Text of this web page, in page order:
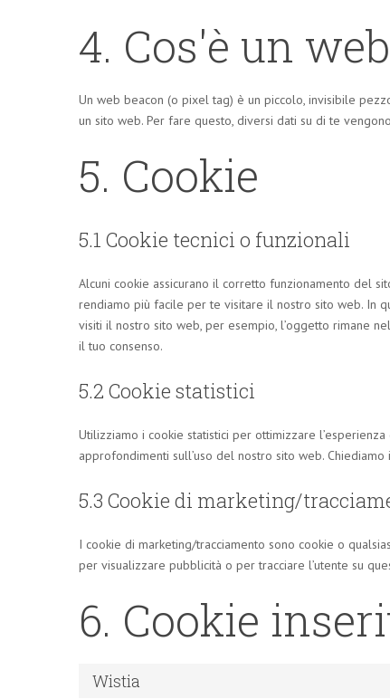
4. Cos'è un
Un web beacon (o pixel tag) è un piccolo, invisibile
un sito web. Per fare questo, diversi dati su di te
5. Cookie
5.1 Cookie tecnici o funzionali
Alcuni cookie assicurano il corretto funzionamento del
rendiamo più facile per te visitare il nostro sito web. In
visiti il nostro sito web, per esempio, l’oggetto rimane
il tuo consenso.
5.2 Cookie statistici
Utilizziamo i cookie statistici per ottimizzare
approfondimenti sull’uso del nostro sito web.
5.3 Cookie di marketing/
I cookie di marketing/tracciamento sono cookie o
per visualizzare pubblicità o per tracciare l’utente su
6. Cookie
Wistia